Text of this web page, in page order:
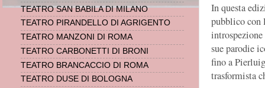
In questa
pubblico con
sue parodie
fino a
trasformista
TEATRO SAN BABILA DI MILANO
TEATRO PIRANDELLO DI AGRIGENTO
TEATRO MANZONI DI ROMA
TEATRO CARBONETTI DI BRONI
TEATRO BRANCACCIO DI ROMA
TEATRO DUSE DI BOLOGNA